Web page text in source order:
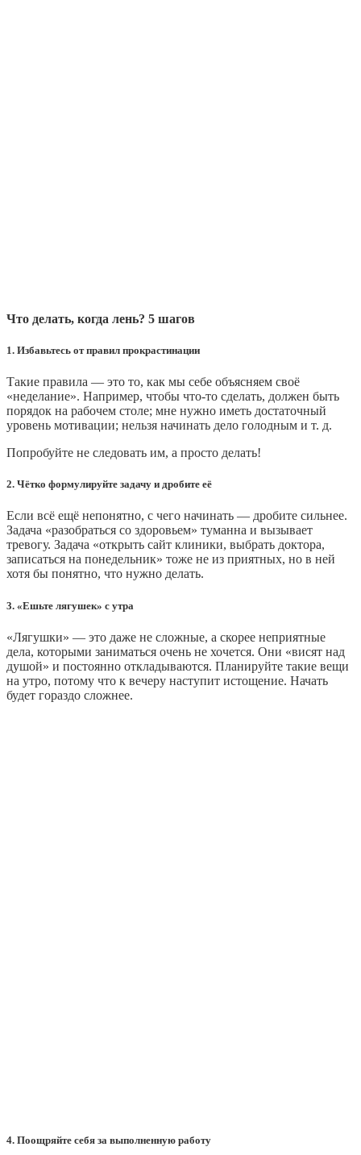
Что делать, когда лень? 5 шагов
1. Избавьтесь от правил прокрастинации
Такие правила — это то, как мы себе объясняем своё
«неделание». Например, чтобы что-то сделать, должен быть
порядок на рабочем столе; мне нужно иметь достаточный
уровень мотивации; нельзя начинать дело голодным и т. д.
Попробуйте не следовать им, а просто делать!
2. Чётко формулируйте задачу и дробите её
Если всё ещё непонятно, с чего начинать — дробите сильнее.
Задача «разобраться со здоровьем» туманна и вызывает
тревогу. Задача «открыть сайт клиники, выбрать доктора,
записаться на понедельник» тоже не из приятных, но в ней
хотя бы понятно, что нужно делать.
3. «Ешьте лягушек» с утра
«Лягушки» — это даже не сложные, а скорее неприятные
дела, которыми заниматься очень не хочется. Они «висят над
душой» и постоянно откладываются. Планируйте такие вещи
на утро, потому что к вечеру наступит истощение. Начать
будет гораздо сложнее.
4. Поощряйте себя за выполненную работу